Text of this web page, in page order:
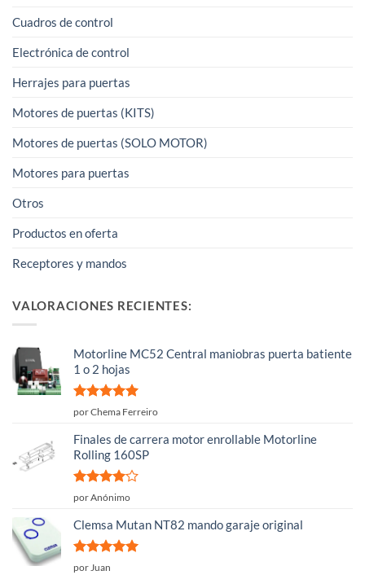
Cuadros de control
Electrónica de control
Herrajes para puertas
Motores de puertas (KITS)
Motores de puertas (SOLO MOTOR)
Motores para puertas
Otros
Productos en oferta
Receptores y mandos
VALORACIONES RECIENTES:
Motorline MC52 Central maniobras puerta batiente
1 o 2 hojas
Valorado
por Chema Ferreiro
Finales de carrera motor enrollable Motorline
Rolling 160SP
Valorado
5
por Anónimo
Clemsa Mutan NT82 mando garaje original
Valorado
por Juan